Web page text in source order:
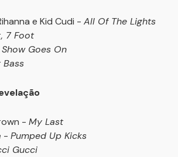
e Kid Cudi - All Of The Lights
7 Foot
Show Goes On
Bass
- My Last
- Pumped Up Kicks
Gucci